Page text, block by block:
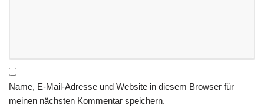
Name, E-Mail-Adresse und Website in diesem Browser für
meinen nächsten Kommentar speichern.